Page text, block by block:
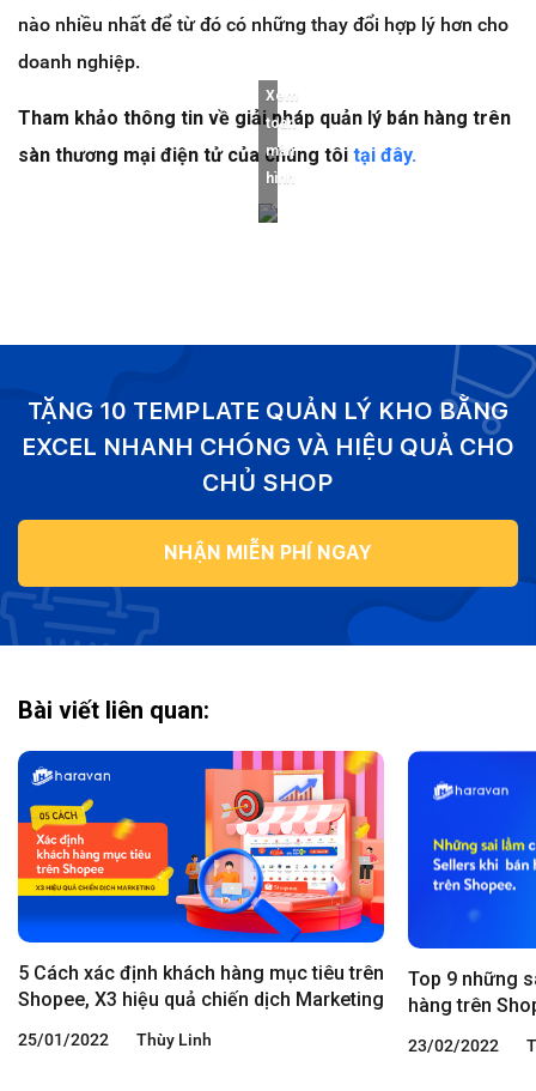
nào nhiều nhất để từ đó có những thay đổi hợp lý hơn cho
doanh nghiệp.
Tham khảo thông tin về giải pháp quản lý bán hàng trên
sàn thương mại điện tử của chúng tôi tại đây.
Xem
toàn
màn
hình
TẶNG 10 TEMPLATE QUẢN LÝ KHO BẰNG
EXCEL NHANH CHÓNG VÀ HIỆU QUẢ CHO
CHỦ SHOP
NHẬN MIỄN PHÍ NGAY
Bài viết liên quan:
5 Cách xác định khách hàng mục tiêu trên
Shopee, X3 hiệu quả chiến dịch Marketing
25/01/2022 Thùy Linh
Top 9 những
hàng trên
23/02/2022